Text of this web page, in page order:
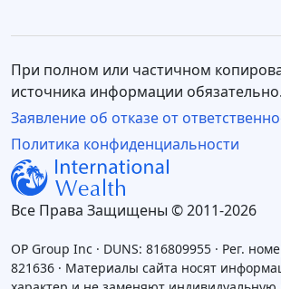
Все Права Защищены © 2011-2026
Политика конфиденциальности
При полном или частичном
источника информации обязательно.
Заявление об отказе от
OP Group Inc · DUNS: 816809955 · Рег.
821636 · Материалы сайта носят